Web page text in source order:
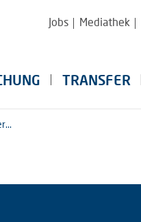
Jobs Mediathek
TRANSFER